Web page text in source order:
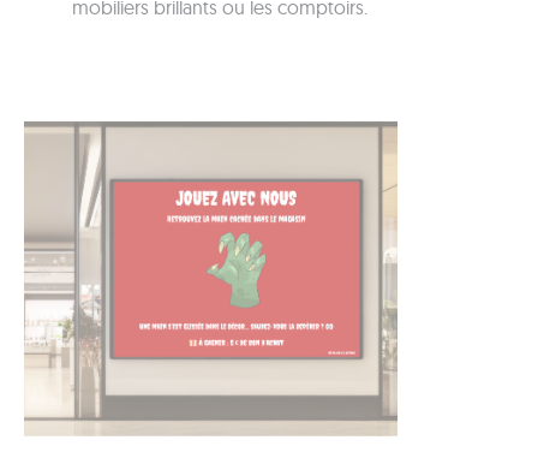
mobiliers brillants ou les comptoirs.